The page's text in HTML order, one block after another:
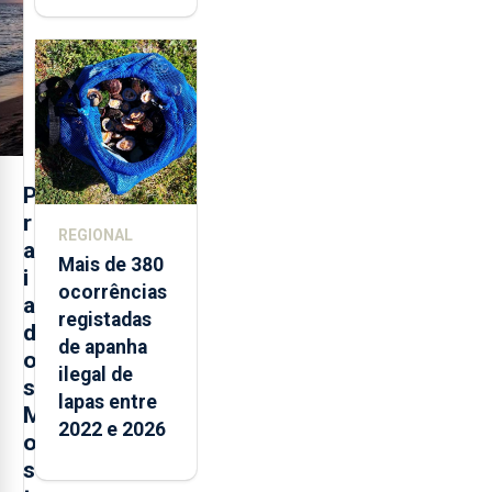
P
r
a
i
a
d
o
s
M
o
s
brancas com
selo Marca
Açores
REGIONAL
Mais de 380
ocorrências
registadas
de apanha
ilegal de
lapas entre
2022 e 2026